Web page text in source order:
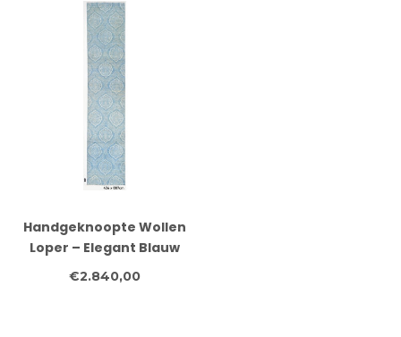
Handgeknoopte Wollen
Loper – Elegant Blauw
Medaillon Design (436 x
€2.840,00